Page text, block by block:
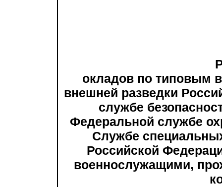
окладов по типовым
внешней разведки
службе
Федеральной службе
Службе
Российской
военнослужащими,